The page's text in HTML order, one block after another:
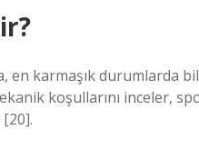
en karmaşık durumlarda
koşullarını inceler,